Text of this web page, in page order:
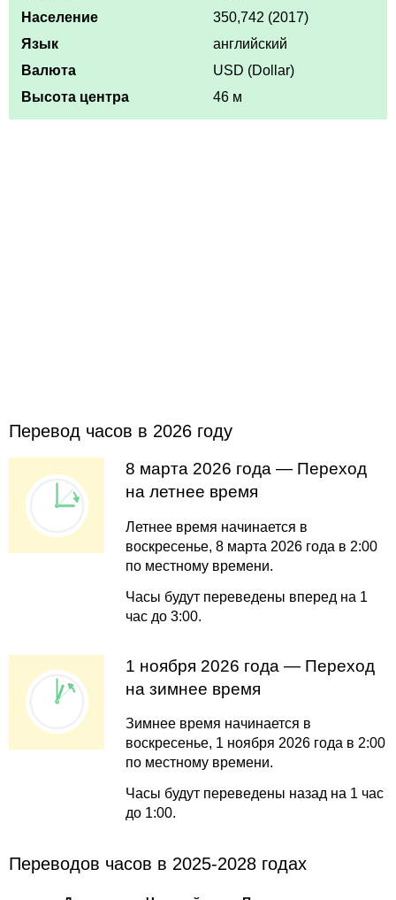
Население
350,742 (2017)
Язык
английский
Валюта
USD (Dollar)
Высота центра
46 м
Перевод часов в 2026 году
8 марта 2026 года — Переход
на летнее время
Летнее время начинается в
воскресенье, 8 марта 2026 года в 2:00
по местному времени.
Часы будут переведены вперед на 1
час до 3:00.
1 ноября 2026 года — Переход
на зимнее время
Зимнее время начинается в
воскресенье, 1 ноября 2026 года в 2:00
по местному времени.
Часы будут переведены назад на 1 час
до 1:00.
Переводов часов в 2025-2028 годах